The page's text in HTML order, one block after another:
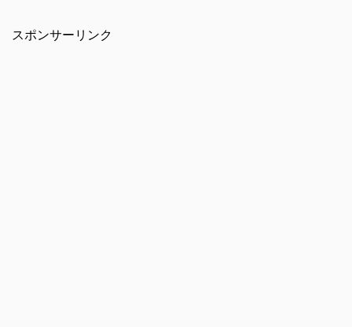
スポンサーリンク